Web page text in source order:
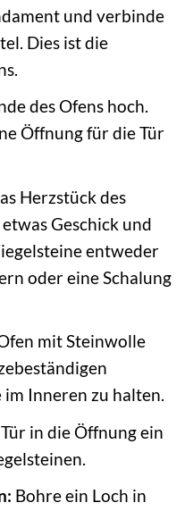
und verbinde
Dies ist die
des Ofens hoch.
Öffnung für die Tür
Herzstück des
Geschick und
entweder
oder eine Schalung
mit Steinwolle
Inneren zu halten.
in die Öffnung ein
Bohre ein Loch in